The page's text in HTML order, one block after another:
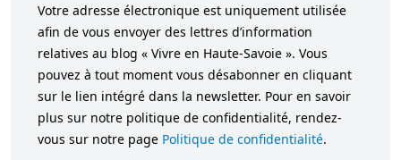
Votre adresse électronique est uniquement utilisée
afin de vous envoyer des lettres d’information
relatives au blog « Vivre en Haute-Savoie ». Vous
pouvez à tout moment vous désabonner en cliquant
sur le lien intégré dans la newsletter. Pour en savoir
plus sur notre politique de confidentialité, rendez-
vous sur notre page Politique de confidentialité.